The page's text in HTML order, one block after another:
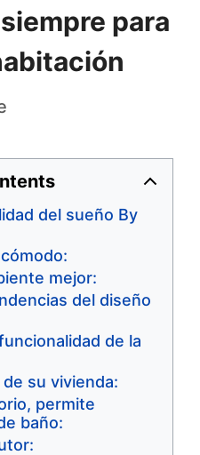
para
del sueño By
mejor:
del diseño
de la
su vivienda:
permite
baño: